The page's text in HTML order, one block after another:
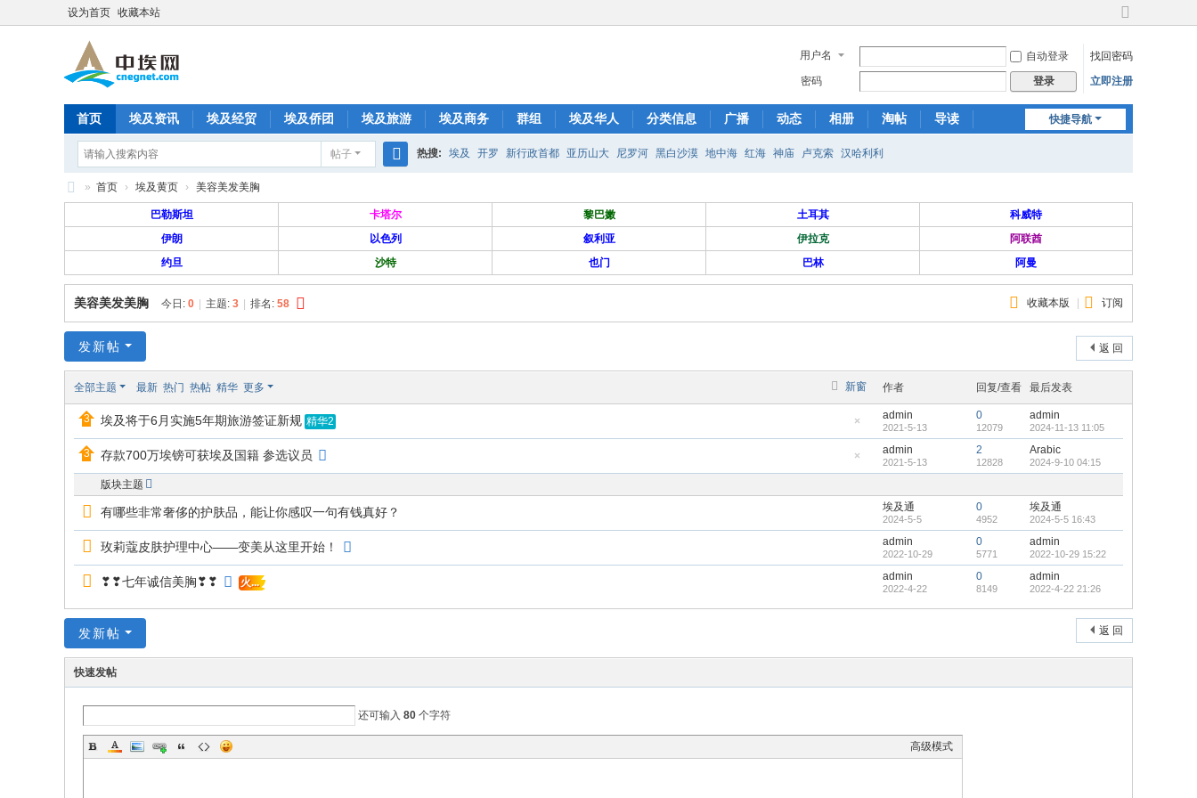
设为首页 收藏本站
切
到
宽
用户名 自动登录
找回密码
密码
登录 立即注册
快捷导航
首页 埃及资讯 埃及经贸 埃及侨团 埃及旅游 埃及商务 群组 埃及华人 分类信息 广播 动态 相册 淘帖
导读
帖子
索
热搜: 埃及 开罗 新行政首都 亚历山大 尼罗河 黑白沙漠 地中海 红海 神庙 卢克索 汉哈利利
华
人
络
家
» 首页 › 埃及黄页 › 美容美发美胸
巴勒斯坦 卡塔尔 黎巴嫩 土耳其
科威特
伊朗
以色列 叙利亚 伊拉克
阿联酋
约旦
沙特 也门 巴林 阿曼
收藏本版 订阅
美容美发美胸 今日: 0 主题: 3 排名: 58
返 回
发新帖
新窗
全部主题 最新 热门 热帖 精华 更多 作者 回复/查看 最后发表
藏
置
帖
埃及将于6月实施5年期旅游签证新规 精华2
admin
2021-5-13
0
12079
admin
2024-11-13 11:05
藏
顶
存款700万埃镑可获埃及国籍 参选议员 admin
2021-5-13
2
12828
Arabic
2024-9-10 04:15
版块主题
有哪些非常奢侈的护肤品，能让你感叹一句有钱真好？ 埃及通
2024-5-5
0
4952
埃及通
2024-5-5 16:43
玫莉蔻皮肤护理中心——变美从这里开始！ admin
2022-10-29
0
5771
admin
2022-10-29 15:22
❣❣七年诚信美胸❣❣‎ 火...
admin
2022-4-22
0
8149
admin
2022-4-22 21:26
返 回
发新帖
快速发帖
还可输入 80 个字符
高级模式